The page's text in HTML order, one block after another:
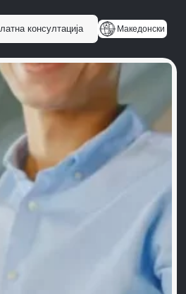
консултација Македонски